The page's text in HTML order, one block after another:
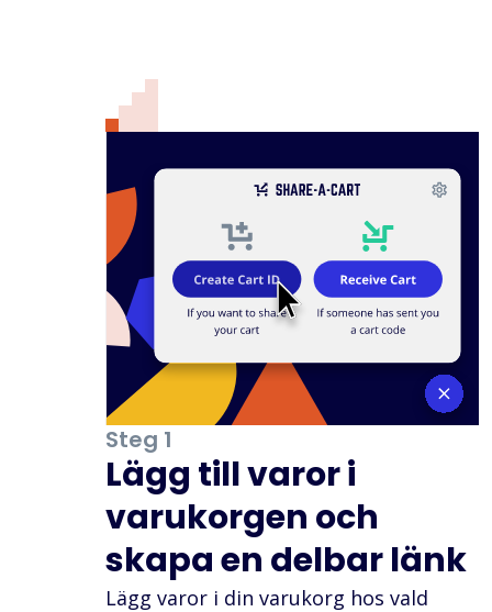
Steg 1
Lägg till varor i
varukorgen och
skapa en delbar länk
Lägg varor i din varukorg hos vald